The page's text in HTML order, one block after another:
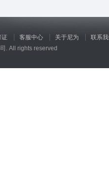
证 客服中心 关于尼为
联系
. All rights reserved